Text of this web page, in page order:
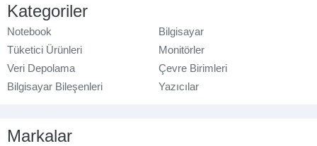
Kategoriler
Notebook
Bilgisayar
Tüketici Ürünleri
Monitörler
Veri Depolama
Çevre Birimleri
Bilgisayar Bileşenleri
Yazıcılar
Markalar